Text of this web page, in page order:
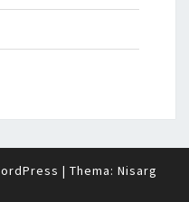
| Thema: Nisarg